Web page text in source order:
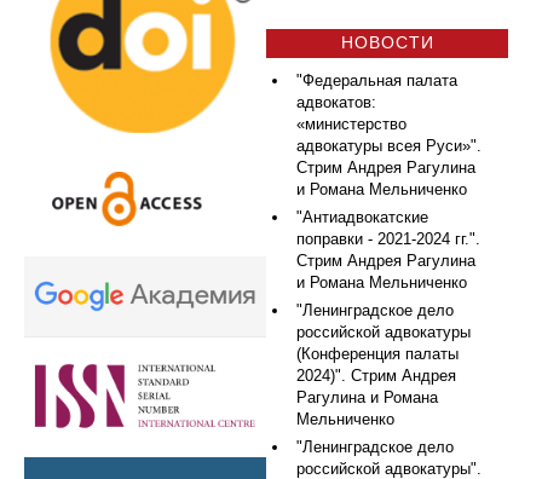
НОВОСТИ
"Федеральная палата
адвокатов:
«министерство
адвокатуры всея Руси»".
Стрим Андрея Рагулина
и Романа Мельниченко
"Антиадвокатские
поправки - 2021-2024 гг.".
Стрим Андрея Рагулина
и Романа Мельниченко
"Ленинградское дело
российской адвокатуры
(Конференция палаты
2024)". Стрим Андрея
Рагулина и Романа
Мельниченко
"Ленинградское дело
российской адвокатуры".